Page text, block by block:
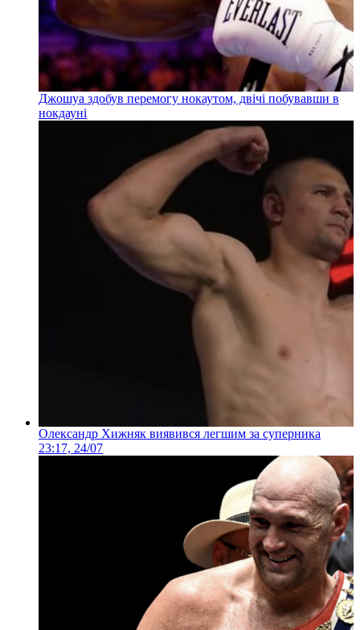
Джошуа здобув перемогу нокаутом, двічі побувавши в
нокдауні
Олександр Хижняк виявився легшим за суперника
23:17, 24/07